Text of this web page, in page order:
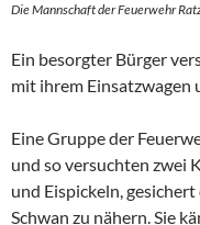
Die Mannschaft der Feuerwehr
Ein besorgter Bürger
mit ihrem Einsatzwagen
Eine Gruppe der
und so versuchten zwei
und Eispickeln,
Schwan zu nähern. Sie